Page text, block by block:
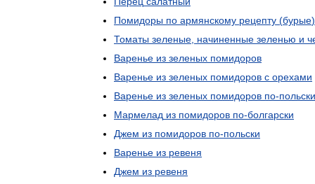
Помидоры по армянскому рецепту (бурые)
Томаты зеленые начиненные зеленью и
Варенье из зеленых помидоров
Варенье из зеленых помидоров с орехами
Варенье из зеленых помидоров по-польски
Мармелад из помидоров по-болгарски
Джем из помидоров по-польски
Варенье из ревеня
Джем из ревеня